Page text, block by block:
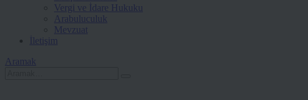
Vergi ve İdare Hukuku
Arabuluculuk
Mevzuat
İletişim
Aramak